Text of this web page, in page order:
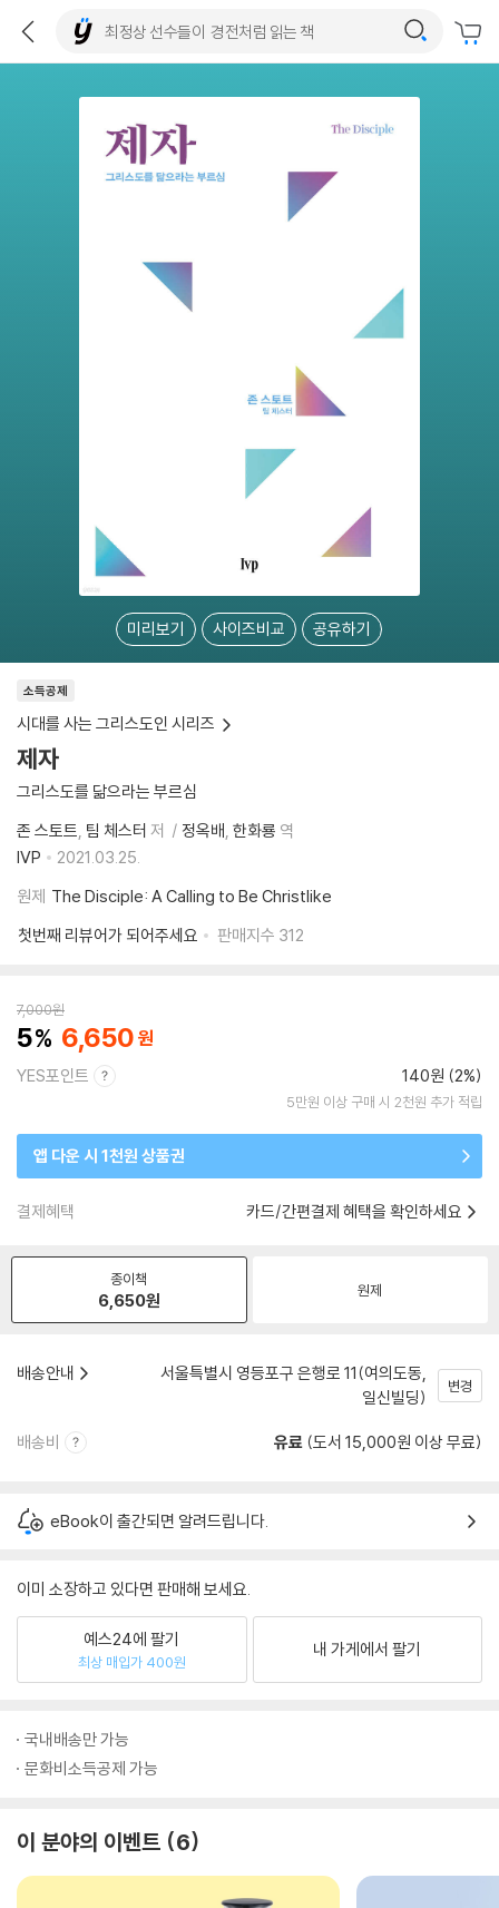
미리보기 사이즈비교 공유하기
소득공제
시대를 사는 그리스도인 시리즈
제자
그리스도를 닮으라는 부르심
존 스토트 팀 체스터 저 정옥배 한화룡 역
IVP
2021.03.25.
원제 The Disciple: A Calling to Be Christlike
첫번째 리뷰어가 되어주세요
판매지수 312
7,000원
5 6,650
YES포인트 140원 (2%)
5만원 이상 구매 시 2천원 추가 적립
앱 다운 시 1천원 상품권
결제혜택 카드/간편결제 혜택을 확인하세요
종이책
6,650원 원제
배송안내
서울특별시 영등포구 은행로 11(여의도동,
일신빌딩)
변경
배송비 유료 (도서 15,000원 이상 무료)
eBook이 출간되면 알려드립니다.
이미 소장하고 있다면 판매해 보세요.
예스24에 팔기
최상 매입가 400원
내 가게에서 팔기
국내배송만 가능
문화비소득공제 가능
이 분야의 이벤트 6